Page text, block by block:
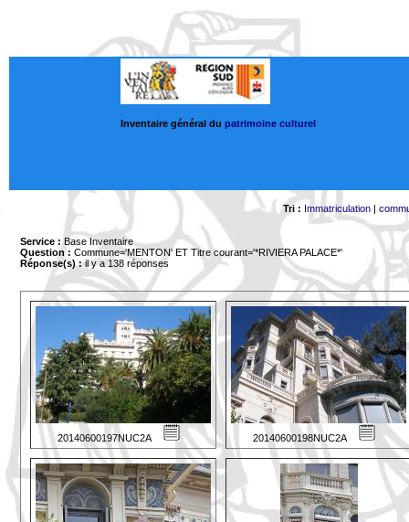
Inventaire général du patrimoine culturel
Tri : Immatriculation|
Service : Base Inventaire
Question : Commune='MENTON' ET Titre courant='*RIVIERA PALACE*'
Réponse(s) :il y a 138 réponses
20140600197NUC2A 20140600198NUC2A